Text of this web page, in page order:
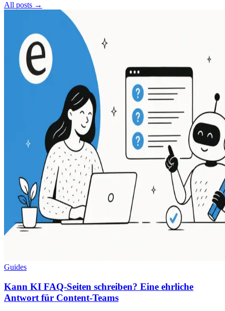
All posts →
Guides
Kann KI FAQ-Seiten schreiben? Eine ehrliche
Antwort für Content-Teams